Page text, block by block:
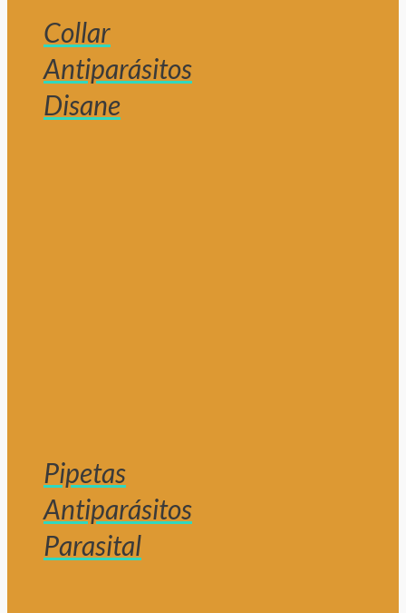
Collar
Antiparásitos
Disane
Pipetas
Antiparásitos
Parasital